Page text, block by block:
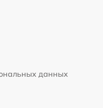
данных